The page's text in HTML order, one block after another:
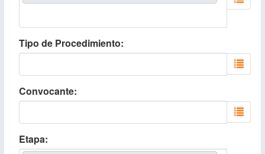
Tipo de Procedimiento
Convocante
Etapa